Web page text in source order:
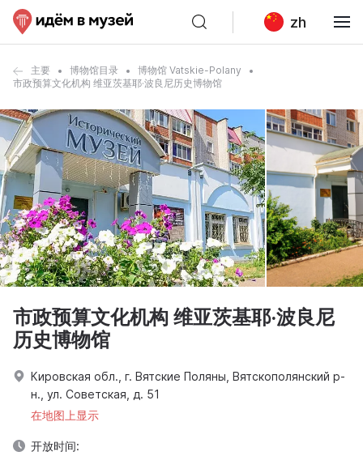
zh
主要 博物馆目录
博物馆 Vatskie-Polany
市政预算文化机构 维亚茨基耶·波良尼历史博物馆
市政预算文化机构 维亚茨基耶·波良尼
历史博物馆
Кировская обл., г. Вятские Поляны, Вятскополянский р-
н., ул. Советская, д. 51
在地图上显示
开放时间: